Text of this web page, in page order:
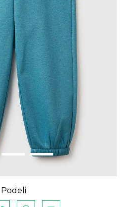
Podeli